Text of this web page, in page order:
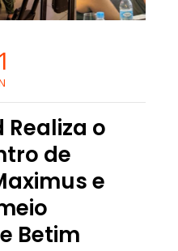
Realiza o
de
e
Betim